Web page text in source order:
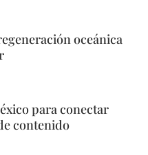
oceánica
para conectar
contenido